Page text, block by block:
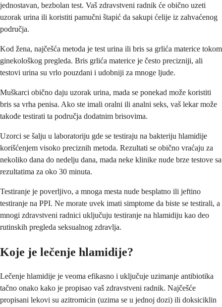
jednostavan, bezbolan test. Vaš zdravstveni radnik će obično uzeti
uzorak urina ili koristiti pamučni štapić da sakupi ćelije iz zahvaćenog
područja.
Kod žena, najčešća metoda je test urina ili bris sa grlića materice tokom
ginekološkog pregleda. Bris grlića materice je često precizniji, ali
testovi urina su vrlo pouzdani i udobniji za mnoge ljude.
Muškarci obično daju uzorak urina, mada se ponekad može koristiti
bris sa vrha penisa. Ako ste imali oralni ili analni seks, vaš lekar može
takođe testirati ta područja dodatnim brisovima.
Uzorci se šalju u laboratoriju gde se testiraju na bakteriju hlamidije
korišćenjem visoko preciznih metoda. Rezultati se obično vraćaju za
nekoliko dana do nedelju dana, mada neke klinike nude brze testove sa
rezultatima za oko 30 minuta.
Testiranje je poverljivo, a mnoga mesta nude besplatno ili jeftino
testiranje na PPI. Ne morate uvek imati simptome da biste se testirali, a
mnogi zdravstveni radnici uključuju testiranje na hlamidiju kao deo
rutinskih pregleda seksualnog zdravlja.
Koje je lečenje hlamidije?
Lečenje hlamidije je veoma efikasno i uključuje uzimanje antibiotika
tačno onako kako je propisao vaš zdravstveni radnik. Najčešće
propisani lekovi su azitromicin (uzima se u jednoj dozi) ili doksiciklin